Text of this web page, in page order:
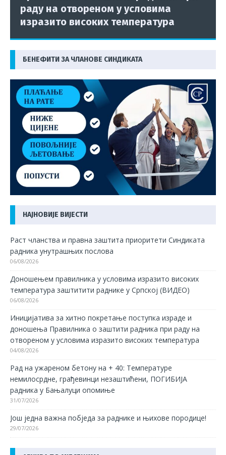
раду на отвореном у условима
изразито високих температура
БЕНЕФИТИ ЗА ЧЛАНОВЕ СИНДИКАТА
НАЈНОВИЈЕ ВИЈЕСТИ
Раст чланства и правна заштита приоритети Синдиката
радника унутрашњих послова
06/08/2026
Доношењем правилника у условима изразито високих
температура заштитити раднике у Српској (ВИДЕО)
06/08/2026
Иницијатива за хитно покретање поступка израде и
доношења Правилника о заштити радника при раду на
отвореном у условима изразито високих температура
04/08/2026
Рад на ужареном бетону на + 40: Температуре
немилосрдне, грађевинци незаштићени, ПОГИБИЈА
радника у Бањалуци опомиње
31/07/2026
Још једна важна побједа за раднике и њихове породице!
29/07/2026